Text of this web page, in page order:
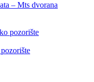
– Mts dvorana
pozorište